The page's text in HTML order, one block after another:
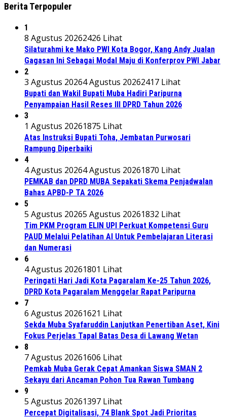
Berita Terpopuler
1
8 Agustus 20262426 Lihat
Silaturahmi ke Mako PWI Kota Bogor, Kang Andy Jualan
Gagasan Ini Sebagai Modal Maju di Konferprov PWI Jabar
2
3 Agustus 20264 Agustus 20262417 Lihat
Bupati dan Wakil Bupati Muba Hadiri Paripurna
Penyampaian Hasil Reses III DPRD Tahun 2026
3
1 Agustus 20261875 Lihat
Atas Instruksi Bupati Toha, Jembatan Purwosari
Rampung Diperbaiki
4
4 Agustus 20264 Agustus 20261870 Lihat
PEMKAB dan DPRD MUBA Sepakati Skema Penjadwalan
Bahas APBD-P TA 2026
5
5 Agustus 20265 Agustus 20261832 Lihat
Tim PKM Program ELIN UPI Perkuat Kompetensi Guru
PAUD Melalui Pelatihan AI Untuk Pembelajaran Literasi
dan Numerasi
6
4 Agustus 20261801 Lihat
Peringati Hari Jadi Kota Pagaralam Ke-25 Tahun 2026,
DPRD Kota Pagaralam Menggelar Rapat Paripurna
7
6 Agustus 20261621 Lihat
Sekda Muba Syafaruddin Lanjutkan Penertiban Aset, Kini
Fokus Perjelas Tapal Batas Desa di Lawang Wetan
8
7 Agustus 20261606 Lihat
Pemkab Muba Gerak Cepat Amankan Siswa SMAN 2
Sekayu dari Ancaman Pohon Tua Rawan Tumbang
9
5 Agustus 20261397 Lihat
Percepat Digitalisasi, 74 Blank Spot Jadi Prioritas